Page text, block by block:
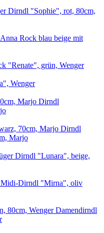
Dirndl "Sophie", rot, 80cm,
Rock blau beige mit
"Renate", grün, Wenger
Wenger
Dirndl
Dirndl
Marjo
Dirndl "Lunara", beige,
Midi-Dirndl "Mirna", oliv
Damendirndl